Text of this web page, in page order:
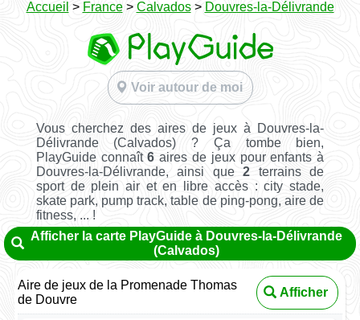
Accueil > France> Calvados> Douvres-la-Délivrande
Voir autour de moi
Vous cherchez des aires de jeux à Douvres-la-
Délivrande (Calvados) ? Ça tombe bien,
PlayGuide connaît6 aires de jeux pour enfants à
Douvres-la-Délivrande, ainsi que2 terrains de
sport de plein air et en libre accès : city stade,
skate park, pump track, table de ping-pong, aire de
fitness, ... !
Afficher la carte PlayGuide à Douvres-la-Délivrande
(Calvados)
Aire de jeux de la Promenade Thomas
de Douvre
Afficher